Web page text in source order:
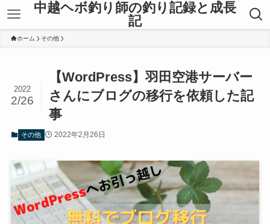
中越ヘボ釣り師の釣り記録と成長
記
ホーム その他
【WordPress】羽田空港サーバー
さんにブログの移行を依頼した記
事
2022
2/26
その他 2022年2月26日